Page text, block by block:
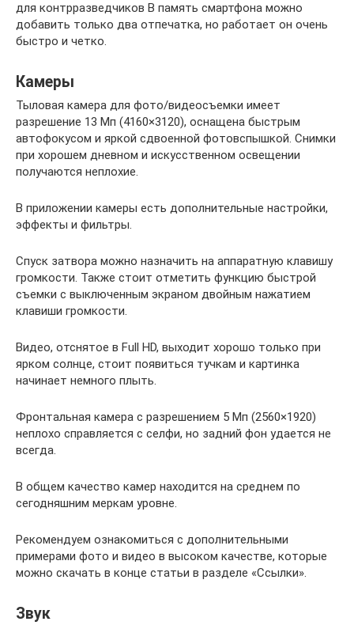
для контрразведчиков В память смартфона можно
добавить только два отпечатка, но работает он очень
быстро и четко.
Камеры
Тыловая камера для фото/видеосъемки имеет
разрешение 13 Мп (4160×3120), оснащена быстрым
автофокусом и яркой сдвоенной фотовспышкой. Снимки
при хорошем дневном и искусственном освещении
получаются неплохие.
В приложении камеры есть дополнительные настройки,
эффекты и фильтры.
Спуск затвора можно назначить на аппаратную клавишу
громкости. Также стоит отметить функцию быстрой
съемки с выключенным экраном двойным нажатием
клавиши громкости.
Видео, отснятое в Full HD, выходит хорошо только при
ярком солнце, стоит появиться тучкам и картинка
начинает немного плыть.
Фронтальная камера с разрешением 5 Мп (2560×1920)
неплохо справляется с селфи, но задний фон удается не
всегда.
В общем качество камер находится на среднем по
сегодняшним меркам уровне.
Рекомендуем ознакомиться с дополнительными
примерами фото и видео в высоком качестве, которые
можно скачать в конце статьи в разделе «Ссылки».
Звук